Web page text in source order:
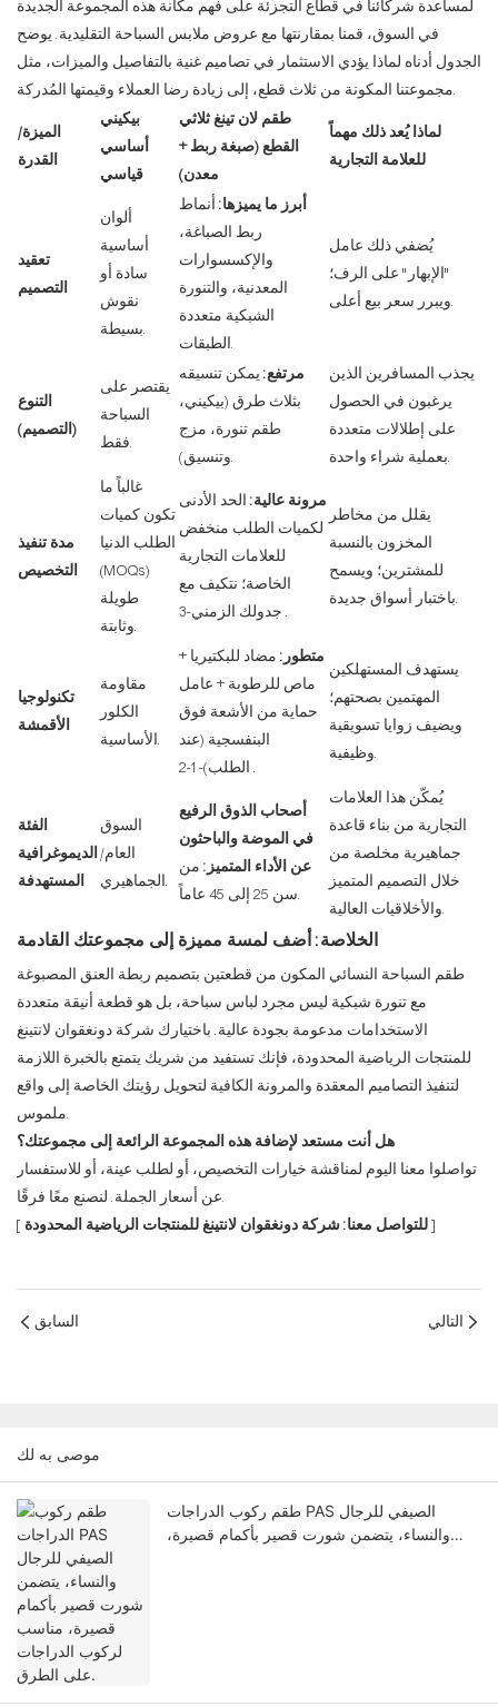
لمساعدة شركائنا في قطاع التجزئة على فهم مكانة هذه المجموعة الجديدة
في السوق، قمنا بمقارنتها مع عروض ملابس السباحة التقليدية. يوضح
الجدول أدناه لماذا يؤدي الاستثمار في تصاميم غنية بالتفاصيل والميزات، مثل
مجموعتنا المكونة من ثلاث قطع، إلى زيادة رضا العملاء وقيمتها المُدركة.
الميزة/
القدرة
بيكيني
أساسي
قياسي
طقم لان تينغ ثلاثي
القطع (صبغة ربط +
معدن)
لماذا يُعد ذلك مهماً
للعلامة التجارية
تعقيد
التصميم
ألوان
أساسية
سادة أو
نقوش
بسيطة.
أبرز ما يميزها: أنماط
ربط الصباغة،
والإكسسوارات
المعدنية، والتنورة
الشبكية متعددة
الطبقات.
يُضفي ذلك عامل
"الإبهار" على الرف؛
ويبرر سعر بيع أعلى.
التنوع
(التصميم)
يقتصر على
السباحة
فقط.
مرتفع: يمكن تنسيقه
بثلاث طرق (بيكيني،
طقم تنورة، مزج
وتنسيق).
يجذب المسافرين الذين
يرغبون في الحصول
على إطلالات متعددة
بعملية شراء واحدة.
مدة تنفيذ
التخصيص
غالباً ما
تكون كميات
الطلب الدنيا
(MOQs)
طويلة
وثابتة.
مرونة عالية: الحد الأدنى
لكميات الطلب منخفض
للعلامات التجارية
الخاصة؛ نتكيف مع
جدولك الزمني-3 .
يقلل من مخاطر
المخزون بالنسبة
للمشترين؛ ويسمح
باختبار أسواق جديدة.
تكنولوجيا
الأقمشة
مقاومة
الكلور
الأساسية.
متطور: مضاد للبكتيريا +
ماص للرطوبة + عامل
حماية من الأشعة فوق
البنفسجية (عند
الطلب)-1
-2 .
يستهدف المستهلكين
المهتمين بصحتهم؛
ويضيف زوايا تسويقية
وظيفية.
الفئة
الديموغرافية
المستهدفة
السوق
العام/
الجماهيري.
أصحاب الذوق الرفيع
في الموضة والباحثون
عن الأداء المتميز: من
سن 25 إلى 45 عاماً.
يُمكّن هذا العلامات
التجارية من بناء قاعدة
جماهيرية مخلصة من
خلال التصميم المتميز
والأخلاقيات العالية.
الخلاصة: أضف لمسة مميزة إلى مجموعتك القادمة
طقم السباحة النسائي المكون من قطعتين بتصميم ربطة العنق المصبوغة
مع تنورة شبكية ليس مجرد لباس سباحة، بل هو قطعة أنيقة متعددة
الاستخدامات مدعومة بجودة عالية. باختيارك شركة دونغقوان لانتينغ
للمنتجات الرياضية المحدودة، فإنك تستفيد من شريك يتمتع بالخبرة اللازمة
لتنفيذ التصاميم المعقدة والمرونة الكافية لتحويل رؤيتك الخاصة إلى واقع
ملموس.
هل أنت مستعد لإضافة هذه المجموعة الرائعة إلى مجموعتك؟
تواصلوا معنا اليوم لمناقشة خيارات التخصيص، أو لطلب عينة، أو للاستفسار
عن أسعار الجملة. لنصنع معًا فرقًا.
[ للتواصل معنا: شركة دونغقوان لانتينغ للمنتجات الرياضية المحدودة]
السابق التالي
موصى به لك
طقم ركوب الدراجات PAS الصيفي للرجال
والنساء، يتضمن شورت قصير بأكمام قصيرة،